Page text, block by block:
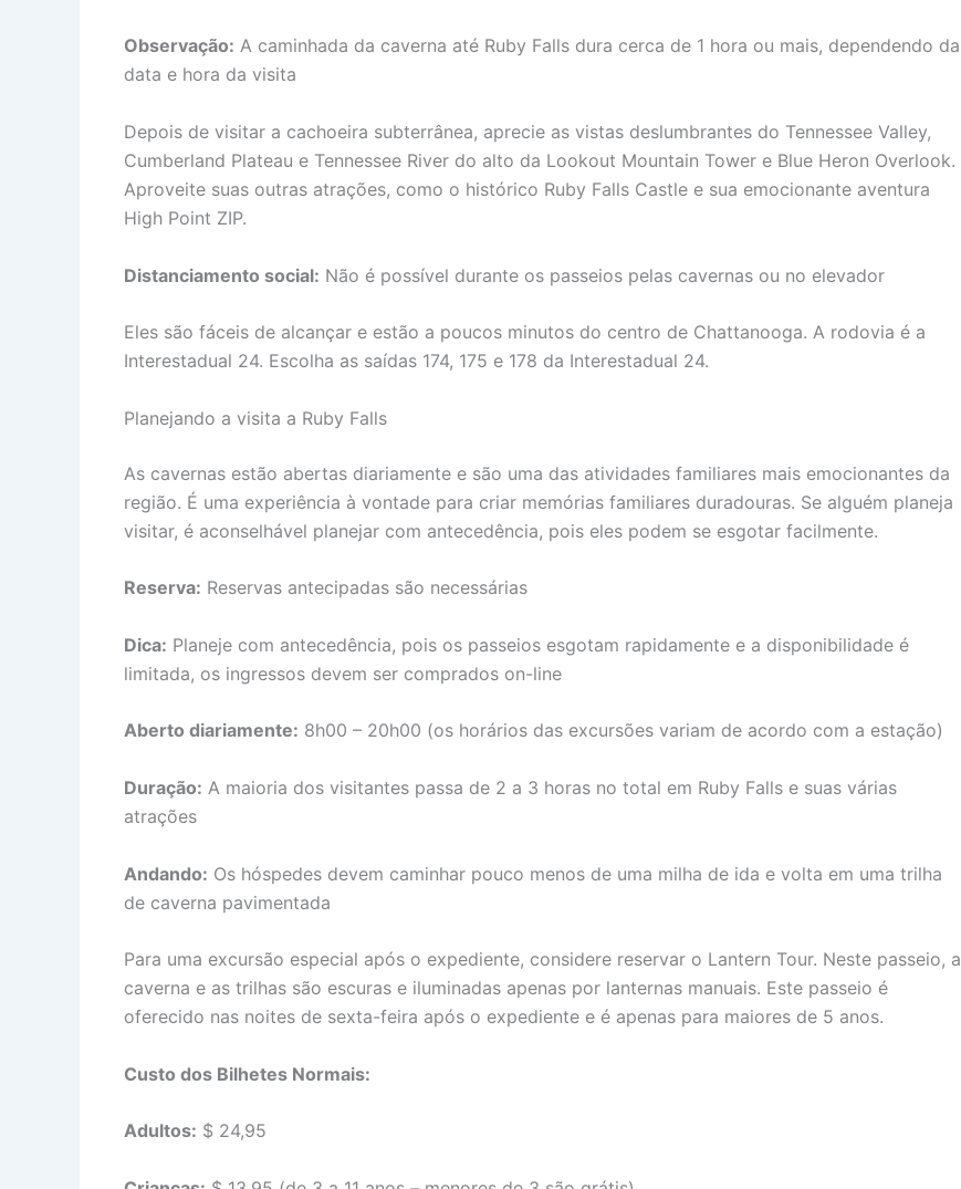
Observação: A caminhada da caverna até Ruby Falls dura cerca de 1 hora ou mais, dependendo da
data e hora da visita
Depois de visitar a cachoeira subterrânea, aprecie as vistas deslumbrantes do Tennessee Valley,
Cumberland Plateau e Tennessee River do alto da Lookout Mountain Tower e Blue Heron Overlook.
Aproveite suas outras atrações, como o histórico Ruby Falls Castle e sua emocionante aventura
High Point ZIP.
Distanciamento social: Não é possível durante os passeios pelas cavernas ou no elevador
Eles são fáceis de alcançar e estão a poucos minutos do centro de Chattanooga. A rodovia é a
Interestadual 24. Escolha as saídas 174, 175 e 178 da Interestadual 24.
Planejando a visita a Ruby Falls
As cavernas estão abertas diariamente e são uma das atividades familiares mais emocionantes da
região. É uma experiência à vontade para criar memórias familiares duradouras. Se alguém planeja
visitar, é aconselhável planejar com antecedência, pois eles podem se esgotar facilmente.
Reserva: Reservas antecipadas são necessárias
Dica: Planeje com antecedência, pois os passeios esgotam rapidamente e a disponibilidade é
limitada, os ingressos devem ser comprados on-line
Aberto diariamente: 8h00 – 20h00 (os horários das excursões variam de acordo com a estação)
Duração: A maioria dos visitantes passa de 2 a 3 horas no total em Ruby Falls e suas várias
atrações
Andando: Os hóspedes devem caminhar pouco menos de uma milha de ida e volta em uma trilha
de caverna pavimentada
Para uma excursão especial após o expediente, considere reservar o Lantern Tour. Neste passeio, a
caverna e as trilhas são escuras e iluminadas apenas por lanternas manuais. Este passeio é
oferecido nas noites de sexta-feira após o expediente e é apenas para maiores de 5 anos.
Custo dos Bilhetes Normais:
Adultos: $ 24,95